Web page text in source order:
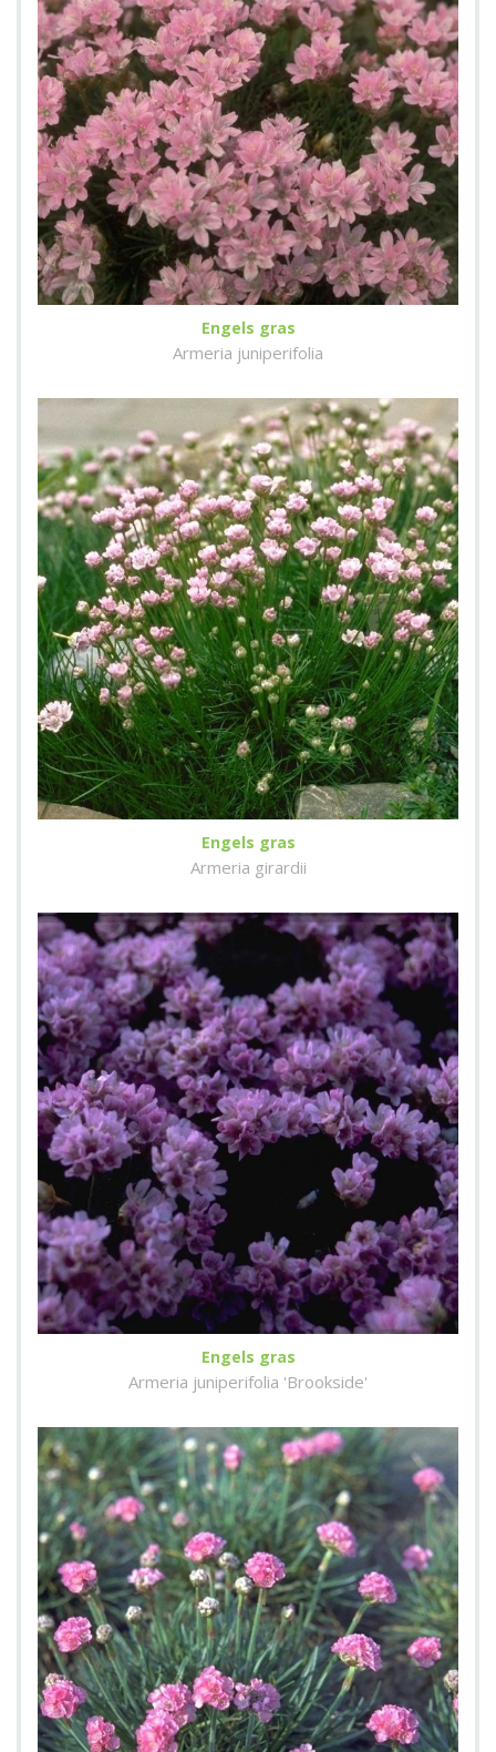
Engels gras
Armeria juniperifolia
Engels gras
Armeria girardii
Engels gras
Armeria juniperifolia 'Brookside'